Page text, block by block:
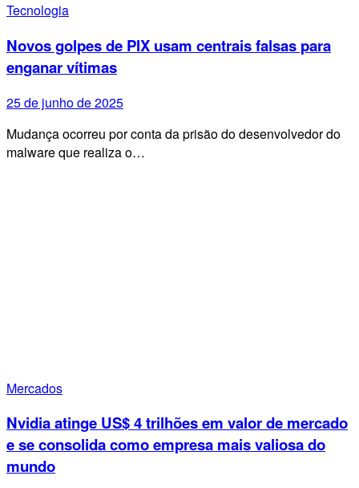
Tecnologia
Novos golpes de PIX usam centrais falsas para
enganar vítimas
25 de junho de 2025
Mudança ocorreu por conta da prisão do desenvolvedor do
malware que realiza o…
Mercados
Nvidia atinge US$ 4 trilhões em valor de mercado
e se consolida como empresa mais valiosa do
mundo